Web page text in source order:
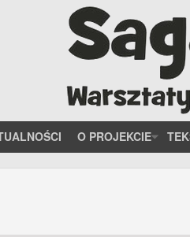
O PROJEKCIE